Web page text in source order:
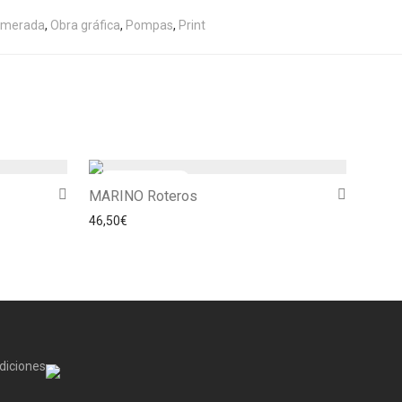
, Obra gráfica, Pompas, Print
MARINO Roteros
46,50€